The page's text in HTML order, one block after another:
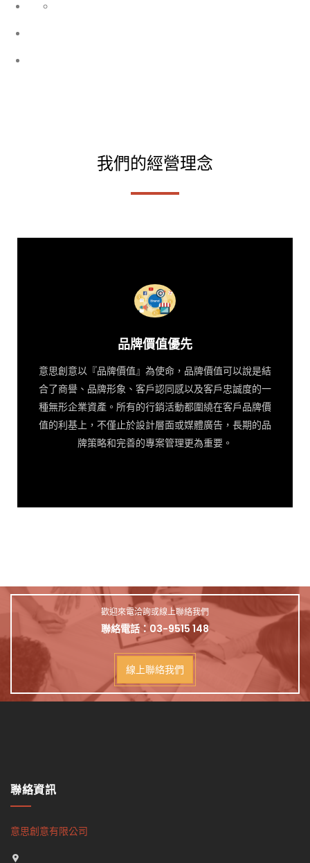
我們的經營理念
品牌價值優先
意思創意以『品牌價值』為使命，品牌價值可以說是結
合了商譽、品牌形象、客戶認同感以及客戶忠誠度的一
種無形企業資產。所有的行銷活動都圍繞在客戶品牌價
值的利基上，不僅止於設計層面或媒體廣告，長期的品
牌策略和完善的專案管理更為重要。
歡迎來電洽詢或線上聯絡我們
聯絡電話：03-9515 148
線上聯絡我們
聯絡資訊
意思創意有限公司